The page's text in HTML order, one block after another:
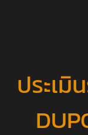
ประเ